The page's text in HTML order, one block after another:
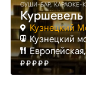
СУШИ-БАР, КАРАОКЕ-
Куршевель
Кузнецкий
Кузнецкий